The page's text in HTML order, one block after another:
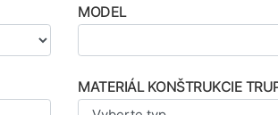
MODEL
MATERIÁL KONŠTRUKCIE